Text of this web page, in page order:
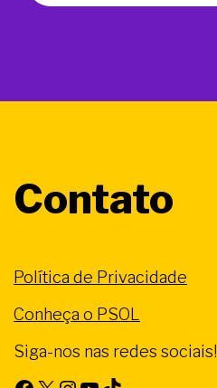
Contato
Política de Privacidade
Conheça o PSOL
Siga-nos nas redes sociais!